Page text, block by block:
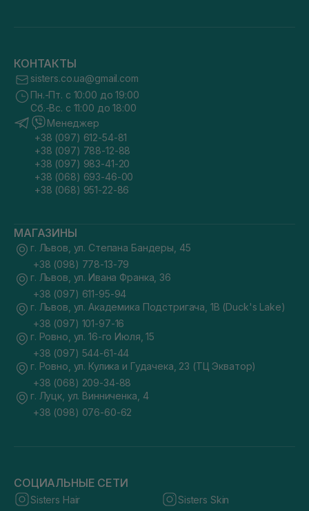
КОНТАКТЫ
sisters.co.ua@gmail.com
Пн.-Пт. с 10:00 до 19:00
Сб.-Вс. с 11:00 до 18:00
Менеджер
+38 (097) 612-54-81
+38 (097) 788-12-88
+38 (097) 983-41-20
+38 (068) 693-46-00
+38 (068) 951-22-86
МАГАЗИНЫ
г. Львов, ул. Степана Бандеры, 45
+38 (098) 778-13-79
г. Львов, ул. Ивана Франка, 36
+38 (097) 611-95-94
г. Львов, ул. Академика Подстригача, 1В (Duck's Lake)
+38 (097) 101-97-16
г. Ровно, ул. 16-го Июля, 15
+38 (097) 544-61-44
г. Ровно, ул. Кулика и Гудачека, 23 (ТЦ Экватор)
+38 (068) 209-34-88
г. Луцк, ул. Винниченка, 4
+38 (098) 076-60-62
СОЦИАЛЬНЫЕ СЕТИ
Sisters Hair Sisters Skin